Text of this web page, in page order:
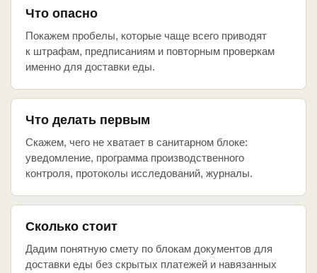
Что опасно
Покажем пробелы, которые чаще всего приводят
к штрафам, предписаниям и повторным проверкам
именно для доставки еды.
Что делать первым
Скажем, чего не хватает в санитарном блоке:
уведомление, программа производственного
контроля, протоколы исследований, журналы.
Сколько стоит
Дадим понятную смету по блокам документов для
доставки еды без скрытых платежей и навязанных